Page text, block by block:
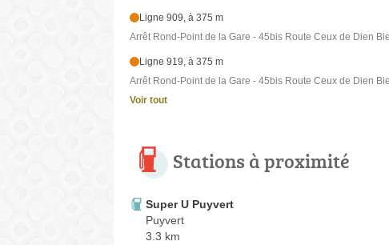
Ligne 909, à 375 m
Arrêt Rond-Point de la Gare - 45bis Route Ceux de Dien
Ligne 919, à 375 m
Arrêt Rond-Point de la Gare - 45bis Route Ceux de Dien
Voir tout
Stations à proximité
Super U Puyvert
Puyvert
3.3 km